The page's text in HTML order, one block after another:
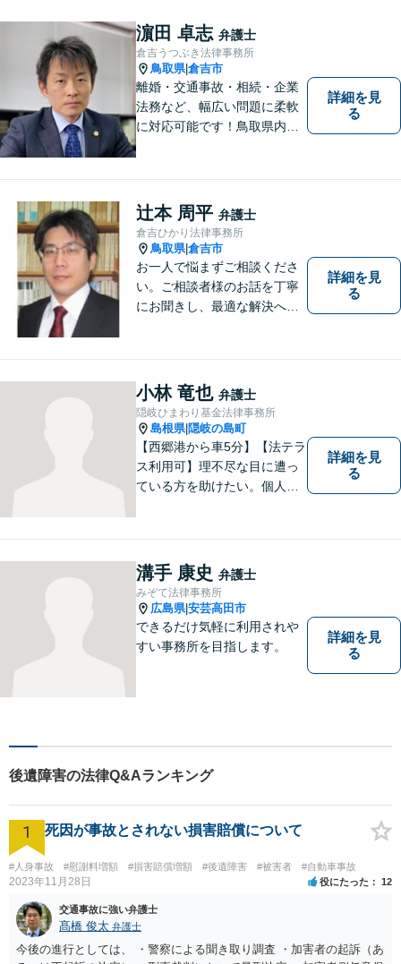
濵田 卓志 弁護士
倉吉うつぶき法律事務所
鳥取県|倉吉市
離婚・交通事故・相続・企業
法務など、幅広い問題に柔軟
に対応可能です！鳥取県内の
をしてもいいのか」と迷われ
ている方も、お気軽にご相談
ください！【駐車場有】
詳細を見
る
辻本 周平 弁護士
倉吉ひかり法律事務所
鳥取県|倉吉市
お一人で悩まずご相談くださ
い。ご相談者様のお話を丁寧
にお聞きし、最適な解決へと
詳細を見
る
小林 竜也 弁護士
隠岐ひまわり基金法律事務所
島根県|隠岐の島町
【西郷港から車5分】【法テラ
ス利用可】理不尽な目に遭っ
ている方を助けたい。個人・
え込むことなく、まずはお気
軽にご相談ください。【電話
相談可】
詳細を見
る
溝手 康史 弁護士
みぞて法律事務所
広島県|安芸高田市
できるだけ気軽に利用されや
すい事務所を目指します。
詳細を見
る
後遺障害の法律Q&Aランキング
1 死因が事故とされない損害賠償について
#人身事故 #慰謝料増額 #損害賠償増額 #後遺障害 #被害者 #自動車事故
2023年11月28日 役にたった 12
交通事故に強い弁護士
髙橋 俊太 弁護士
今後の進行としては、 ・警察による聞き取り調査 ・加害者の起訴（あ